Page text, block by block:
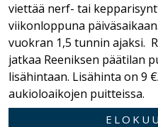
viettää nerf- tai
viikonloppuna
vuokran 1,5 tunnin ajaksi.
jatkaa Reeniksen päätilan
lisähintaan. Lisähinta on 9
aukioloaikojen puitteissa.
ELOKUU